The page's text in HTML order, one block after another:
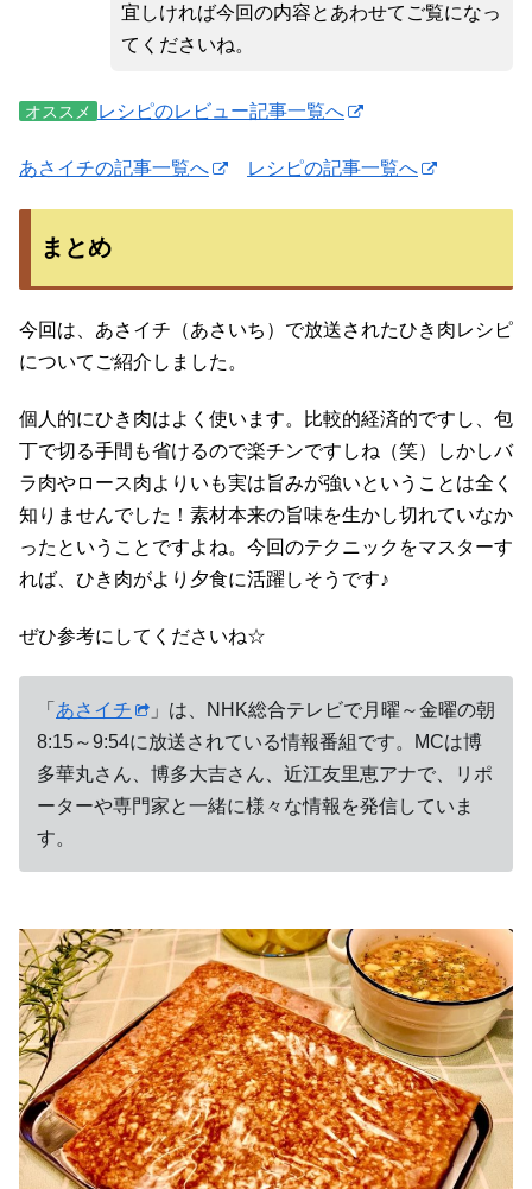
宜しければ今回の内容とあわせてご覧になっ
てくださいね。
オススメ レシピのレビュー記事一覧へ
あさイチの記事一覧へ レシピの記事一覧へ
まとめ
今回は、あさイチ（あさいち）で放送されたひき肉レシピ
についてご紹介しました。
個人的にひき肉はよく使います。比較的経済的ですし、包
丁で切る手間も省けるので楽チンですしね（笑）しかしバ
ラ肉やロース肉よりいも実は旨みが強いということは全く
知りませんでした！素材本来の旨味を生かし切れていなか
ったということですよね。今回のテクニックをマスターす
れば、ひき肉がより夕食に活躍しそうです♪
ぜひ参考にしてくださいね☆
「 あさイチ
」は、NHK総合テレビで月曜～金曜の朝
8:15～9:54に放送されている情報番組です。MCは博
多華丸さん、博多大吉さん、近江友里恵アナで、リポ
ーターや専門家と一緒に様々な情報を発信していま
す。